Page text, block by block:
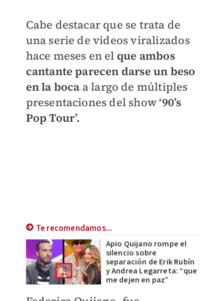
Cabe destacar que se trata de
una serie de videos viralizados
hace meses en el que ambos
cantante parecen darse un beso
en la boca a largo de múltiples
presentaciones del show‘90’s
Pop Tour’.
Te recomendamos...
Apio Quijano rompe el
silencio sobre
separación de Erik Rubín
y Andrea Legarreta: “que
me dejen en paz”